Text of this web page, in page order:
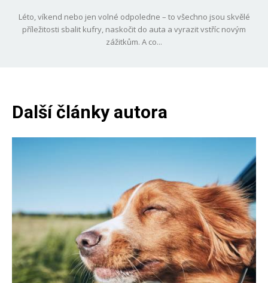
Léto, víkend nebo jen volné odpoledne – to všechno jsou skvělé
příležitosti sbalit kufry, naskočit do auta a vyrazit vstříc novým
zážitkům. A co...
Další články autora